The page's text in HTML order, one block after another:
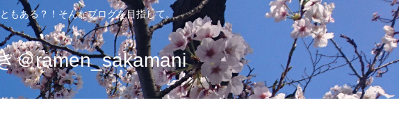
もある？！そんなブログを目指して。
＠ramen_sakamani